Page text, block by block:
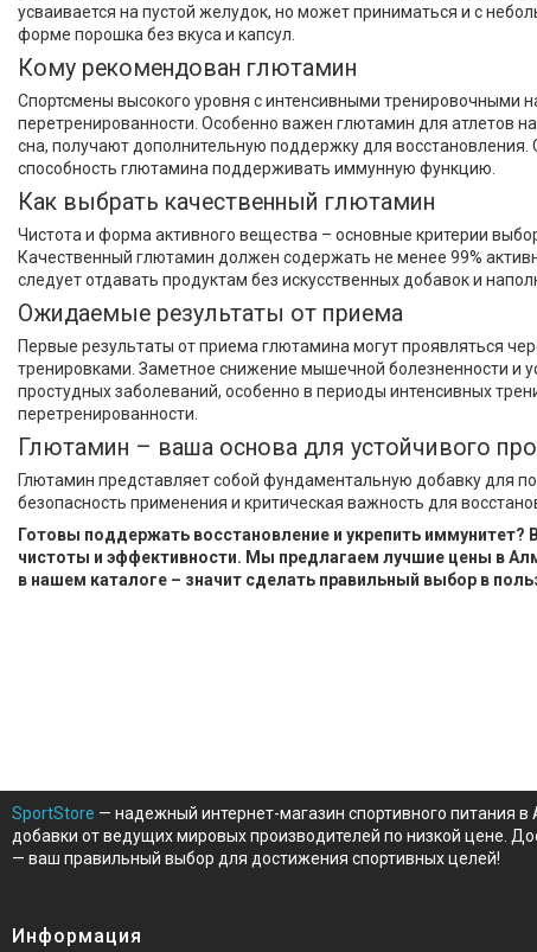
Спортивное питание
БАДы и Добавки
Спортивные товары
Диетическое питание
Доставка и оплата
усваивается на пустой желудок, но может приниматься и с
форме порошка без вкуса и капсул.
Кому рекомендован глютамин
Спортсмены высокого уровня с интенсивными
перетренированности. Особенно важен глютамин для атлетов
сна, получают дополнительную поддержку для
способность глютамина поддерживать иммунную функцию.
Как выбрать качественный глютамин
Чистота и форма активного вещества – основные критерии
Качественный глютамин должен содержать не менее 99%
следует отдавать продуктам без искусственных добавок и
Ожидаемые результаты от приема
Первые результаты от приема глютамина могут проявляться
тренировками. Заметное снижение мышечной болезненности и
простудных заболеваний, особенно в периоды интенсивных
перетренированности.
Глютамин – ваша основа для устойчивого
Глютамин представляет собой фундаментальную добавку для
безопасность применения и критическая важность для
Готовы поддержать восстановление и укрепить
чистоты и эффективности. Мы предлагаем лучшие цены в
в нашем каталоге – значит сделать правильный выбор в
SportStore — надежный интернет-магазин спортивного питания
добавки от ведущих мировых производителей по низкой цене.
— ваш правильный выбор для достижения спортивных целей!
Информация